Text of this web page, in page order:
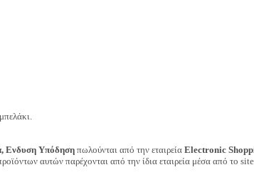
Ενδυση Υπόδηση πωλούνται από την εταιρεία Electronic
αυτών παρέχονται από την ίδια εταιρεία μέσα από το